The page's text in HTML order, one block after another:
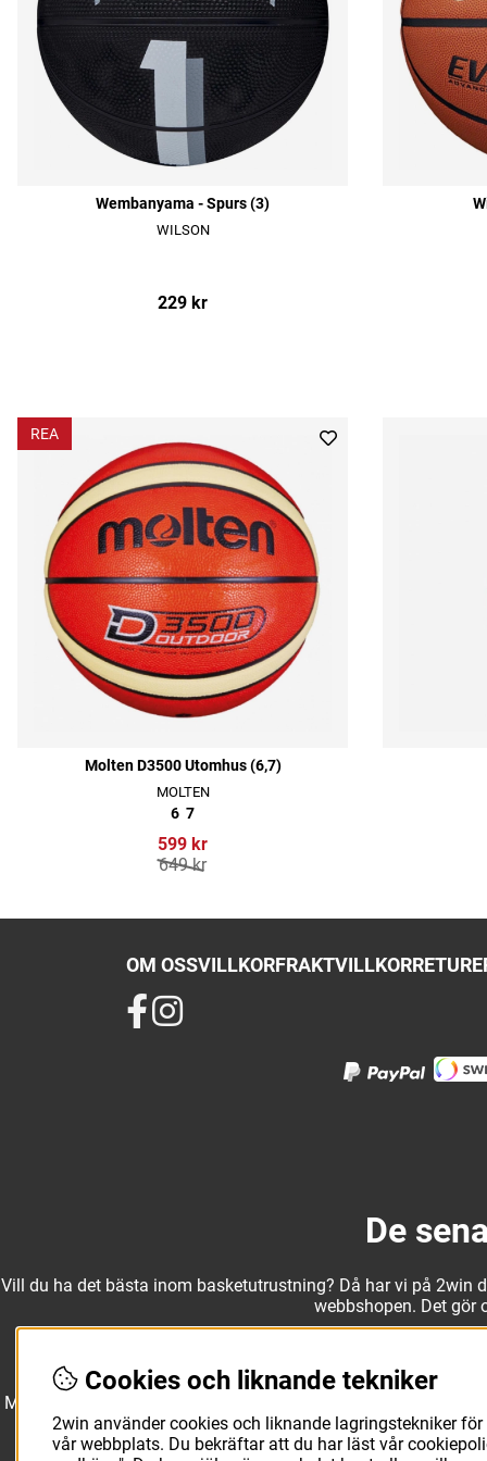
Wembanyama - Spurs (3)
WILSON
229 kr
REA
Molten D3500 Utomhus (6,7)
MOLTEN
6 7
599 kr
649 kr
OM OSSVILLKORFRAKTVILLKOR
De
Vill du ha det bästa inom basketutrustning? Då har vi på 2win
webbshopen. Det
Med ett av Sveriges största kläd- och skosortiment inom
Molten, Nike, Adidas och Spalding och komplettera med
utanför planen.
Cookies och liknande tekniker
2win använder cookies och liknande lagringstekniker
vår webbplats. Du bekräftar att du har läst vår